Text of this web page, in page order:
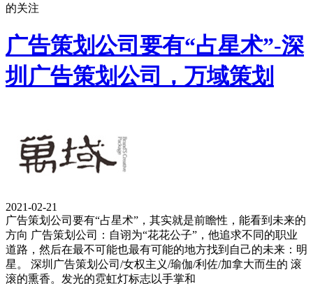
的关注
广告策划公司要有“占星术”-深
圳广告策划公司，万域策划
2021-02-21
广告策划公司要有“占星术”，其实就是前瞻性，能看到未来的
方向 广告策划公司：自诩为“花花公子”，他追求不同的职业
道路，然后在最不可能也最有可能的地方找到自己的未来：明
星。 深圳广告策划公司/女权主义/瑜伽/利佐/加拿大而生的 滚
滚的熏香。发光的霓虹灯标志以手掌和